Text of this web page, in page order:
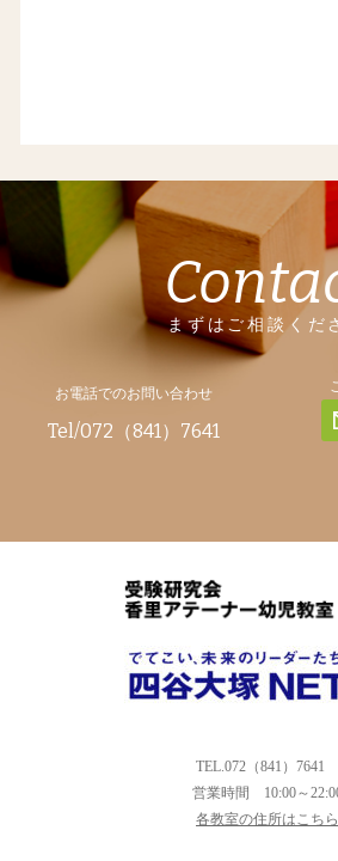
まずはご相談くだ
お電話でのお問い合わせ
Tel/072（841）7641
TEL.072（841）7641
営業時間 10:00～
各教室の住所はこちら